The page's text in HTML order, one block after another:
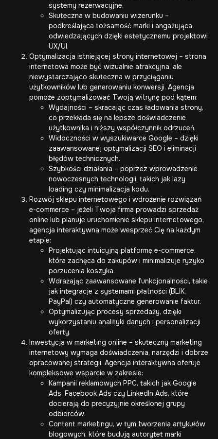
systemy rezerwacyjne.
Skuteczna w budowaniu wizerunku –
podkreślająca tożsamość marki i angażująca
odwiedzających dzięki estetycznemu projektowi
UX/UI.
Optymalizacja istniejącej strony internetowej – strona
internetowa może być wizualnie atrakcyjna, ale
niewystarczająco skuteczna w przyciąganiu
użytkowników lub generowaniu konwersji. Agencja
pomoże zoptymalizować Twoją witrynę pod kątem:
Wydajności – skracając czas ładowania strony,
co przekłada się na lepsze doświadczenie
użytkownika i niższy współczynnik odrzuceń.
Widoczności w wyszukiwarce Google – dzięki
zaawansowanej optymalizacji SEO i eliminacji
błędów technicznych.
Szybkości działania – poprzez wprowadzenie
nowoczesnych technologii, takich jak lazy
loading czy minimalizacja kodu.
Rozwój sklepu internetowego i wdrożenie rozwiązań
e-commerce – jeżeli Twoja firma prowadzi sprzedaż
online lub planuje uruchomienie sklepu internetowego,
agencja interaktywna może wesprzeć Cię na każdym
etapie:
Projektując intuicyjną platformę e-commerce,
która zachęca do zakupów i minimalizuje ryzyko
porzucenia koszyka.
Wdrażając zaawansowane funkcjonalności, takie
jak integracje z systemami płatności (BLIK,
PayPal) czy automatyczne generowanie faktur.
Optymalizując procesy sprzedaży, dzięki
wykorzystaniu analityki danych i personalizacji
oferty.
Inwestycja w marketing online – skuteczny marketing
internetowy wymaga doświadczenia, narzędzi i dobrze
opracowanej strategii. Agencja interaktywna oferuje
kompleksowe wsparcie w zakresie:
Kampanii reklamowych PPC, takich jak Google
Ads, Facebook Ads czy LinkedIn Ads, które
docierają do precyzyjnie określonej grupy
odbiorców.
Content marketingu, w tym tworzenia artykułów
blogowych, które budują autorytet marki